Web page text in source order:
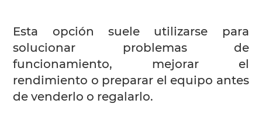
Esta opción suele utilizarse para
solucionar problemas de
funcionamiento, mejorar el
rendimiento o preparar el equipo antes
de venderlo o regalarlo.